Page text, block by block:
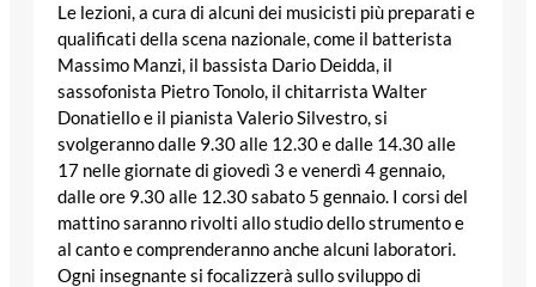
Le lezioni, a cura di alcuni dei musicisti più preparati e
qualificati della scena nazionale, come il batterista
Massimo Manzi, il bassista Dario Deidda, il
sassofonista Pietro Tonolo, il chitarrista Walter
Donatiello e il pianista Valerio Silvestro, si
svolgeranno dalle 9.30 alle 12.30 e dalle 14.30 alle
17 nelle giornate di giovedì 3 e venerdì 4 gennaio,
dalle ore 9.30 alle 12.30 sabato 5 gennaio. I corsi del
mattino saranno rivolti allo studio dello strumento e
al canto e comprenderanno anche alcuni laboratori.
Ogni insegnante si focalizzerà sullo sviluppo di